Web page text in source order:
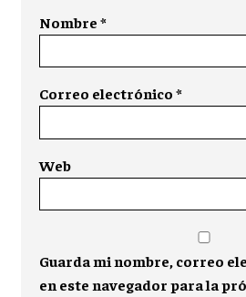
Nombre*
Correo electrónico*
Web
Guarda mi nombre, correo
en este navegador para la